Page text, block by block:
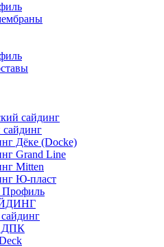
сайдинг
Дёке (Docke)
Grand Line
Mitten
Ю-пласт
Профиль
ДПК